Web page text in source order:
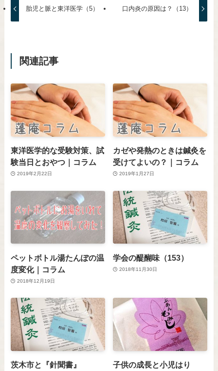
胎児と脈と東洋医学（5） 口内炎の原因は？（13）
関連記事
東洋医学的な受験対策、試
験当日とおやつ｜コラム
2019年2月22日
カゼや発熱のときは鍼灸を
受けてよいの？｜コラム
2019年1月27日
ペットボトル湯たんぽの温
度変化｜コラム
2018年12月19日
学会の醍醐味（153）
2018年11月30日
茨木市と『針聞書』
子供の成長と小児はり